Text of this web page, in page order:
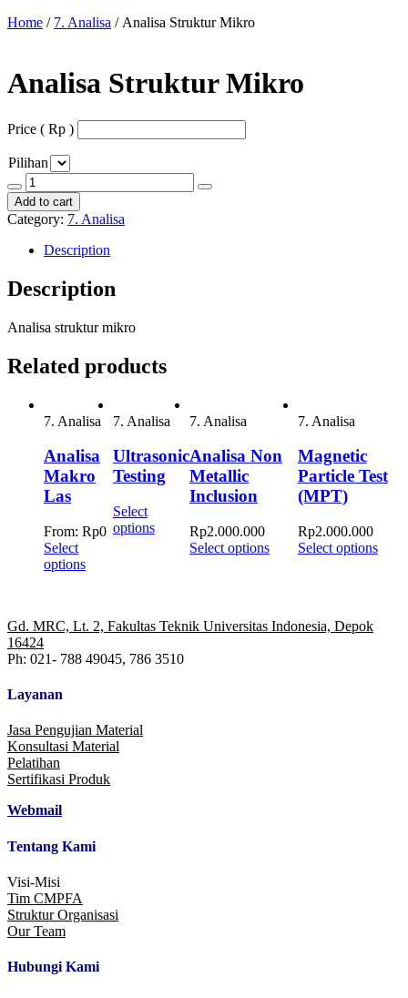
Home / 7. Analisa / Analisa Struktur Mikro
Analisa Struktur Mikro
Price ( Rp )
Pilihan
Decrease
quantity
Analisa
Struktur
Mikro
quantity
Increase
Add to cart
Category: 7. Analisa
Description
Description
Analisa struktur mikro
Related products
7. Analisa
Analisa
Makro
Las
From: Rp0
Select
options
7. Analisa
Ultrasonic
Testing
Select
options
7. Analisa
Analisa Non
Metallic
Inclusion
Rp2.000.000
Select options
7. Analisa
Magnetic
Particle Test
(MPT)
Rp2.000.000
Select options
Gd. MRC, Lt. 2, Fakultas Teknik Universitas Indonesia, Depok
16424
Ph: 021- 788 49045, 786 3510
Layanan
Jasa Pengujian Material
Konsultasi Material
Pelatihan
Sertifikasi Produk
Webmail
Tentang Kami
Visi-Misi
Tim CMPFA
Struktur Organisasi
Our Team
Hubungi Kami